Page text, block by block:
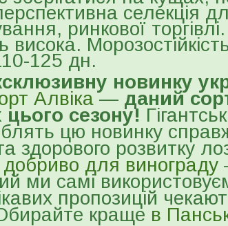
селекція
ринкової
125 дн.
новинку
Алвіка— даний
сезону!
цю новинку
здорового розвитку
добриво для винограду
ми самі
пропозицій
краще в